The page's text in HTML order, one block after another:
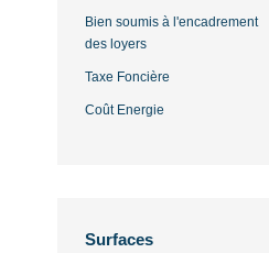
Bien soumis à l'encadrement
des loyers
Taxe Foncière
Coût Energie
Surfaces